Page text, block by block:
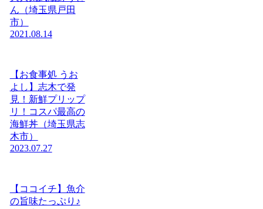
ん（埼玉県戸田
市）
2021.08.14
【お食事処 うお
よし】志木で発
見！新鮮プリップ
リ！コスパ最高の
海鮮丼（埼玉県志
木市）
2023.07.27
【ココイチ】魚介
の旨味たっぷり♪